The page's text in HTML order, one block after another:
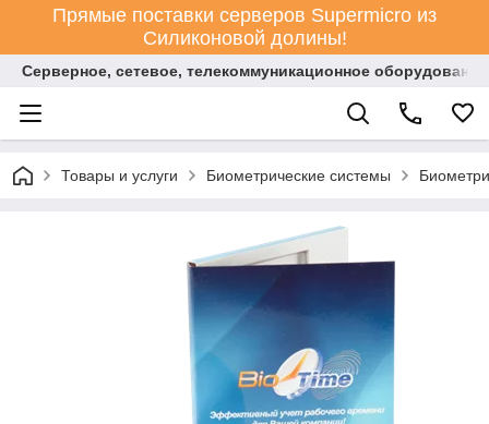
Прямые поставки серверов Supermicro из
Силиконовой долины!
Серверное, сетевое, телекоммуникационное
Товары и услуги Биометрические системы